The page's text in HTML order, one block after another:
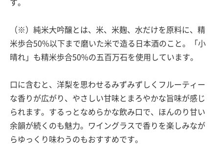
す。
（※）純米大吟醸とは、米、米麹、水だけを原料に、精
米歩合50%以下まで磨いた米で造る日本酒のこと。「小
晴れ」も精米歩合50%の五百万石を使用しています。
口に含むと、洋梨を思わせるみずみずしくフルーティー
な香りが広がり、やさしい甘味とまろやかな旨味が感じ
られます。するっとなめらかな飲み口で、ほんのり甘い
余韻が続くのも魅力。ワイングラスで香りを楽しみなが
らゆっくり味わうのもおすすめです。